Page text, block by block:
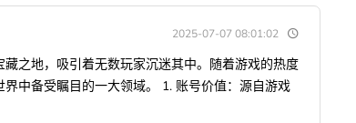
2025-07-07 08:01:02
之地，吸引着无数玩家沉迷其中。随着游戏的热度
中备受瞩目的一大领域。 1. 账号价值：源自游戏